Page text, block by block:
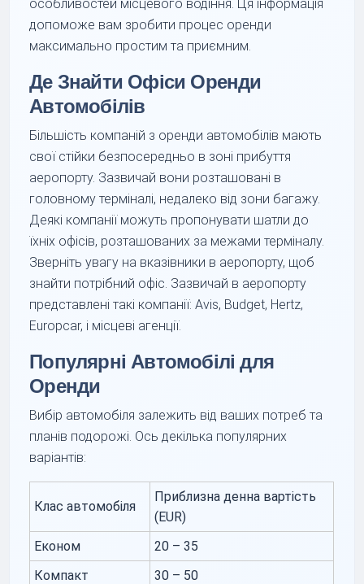
особливостей місцевого водіння. Ця інформація
допоможе вам зробити процес оренди
максимально простим та приємним.
Де Знайти Офіси Оренди
Автомобілів
Більшість компаній з оренди автомобілів мають
свої стійки безпосередньо в зоні прибуття
аеропорту. Зазвичай вони розташовані в
головному терміналі, недалеко від зони багажу.
Деякі компанії можуть пропонувати шатли до
їхніх офісів, розташованих за межами терміналу.
Зверніть увагу на вказівники в аеропорту, щоб
знайти потрібний офіс. Зазвичай в аеропорту
представлені такі компанії: Avis, Budget, Hertz,
Europcar, і місцеві агенції.
Популярні Автомобілі для
Оренди
Вибір автомобіля залежить від ваших потреб та
планів подорожі. Ось декілька популярних
варіантів:
Клас автомобіля
Приблизна денна вартість
(EUR)
Економ
20 – 35
Компакт
30 – 50